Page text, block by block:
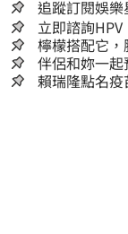
追蹤訂閱娛
立即諮詢
嫌晚！
檸檬搭配它
伴侶和妳一起
賴瑞隆點名